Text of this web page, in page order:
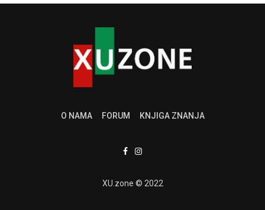
O NAMA FORUM KNJIGA ZNANJA
XU.zone © 2022